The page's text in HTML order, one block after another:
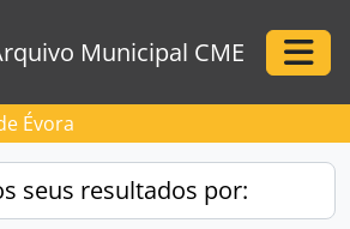
Municipal CME
Évora
seus resultados por: